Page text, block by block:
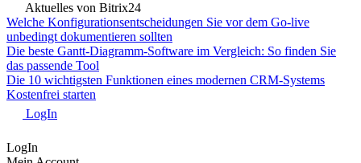
Aktuelles von Bitrix24
Welche Konfigurationsentscheidungen Sie vor dem Go-live
unbedingt dokumentieren sollten
Die beste Gantt-Diagramm-Software im Vergleich: So finden Sie
das passende Tool
Die 10 wichtigsten Funktionen eines modernen CRM-Systems
Kostenfrei starten
LogIn
LogIn